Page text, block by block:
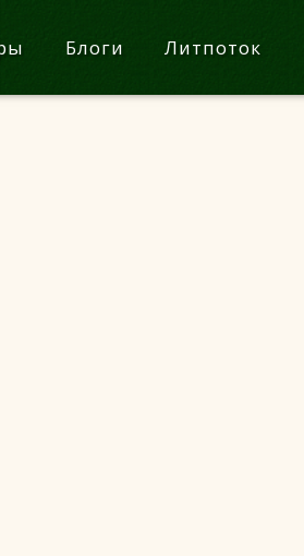
Блоги Литпоток